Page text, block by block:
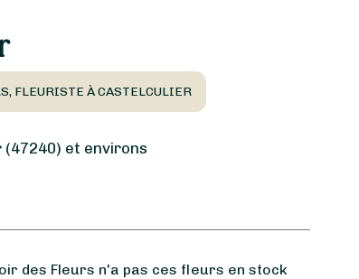
FLEURISTE À CASTELCULIER
et environs
des Fleurs n'a pas ces fleurs en stock